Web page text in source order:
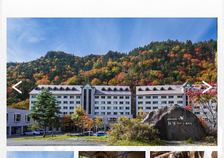
Previ
ous
Next